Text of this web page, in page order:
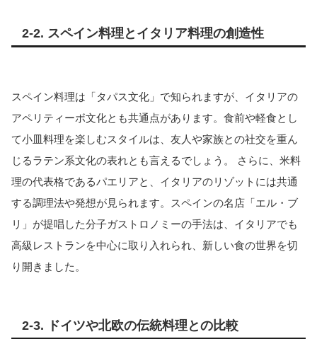
2-2. スペイン料理とイタリア料理の創造性
スペイン料理は「タパス文化」で知られますが、イタリアの
アペリティーボ文化とも共通点があります。食前や軽食とし
て小皿料理を楽しむスタイルは、友人や家族との社交を重ん
じるラテン系文化の表れとも言えるでしょう。 さらに、米料
理の代表格であるパエリアと、イタリアのリゾットには共通
する調理法や発想が見られます。スペインの名店「エル・ブ
リ」が提唱した分子ガストロノミーの手法は、イタリアでも
高級レストランを中心に取り入れられ、新しい食の世界を切
り開きました。
2-3. ドイツや北欧の伝統料理との比較